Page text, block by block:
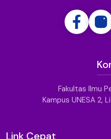
Fakultas Ilmu
Kampus UNESA 2,
Link Cepat